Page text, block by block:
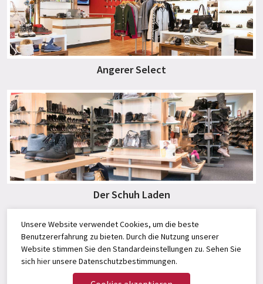
Angerer Select
Der Schuh Laden
Unsere Website verwendet Cookies, um die beste
Benutzererfahrung zu bieten. Durch die Nutzung unserer
Website stimmen Sie den Standardeinstellungen zu. Sehen Sie
sich hierunsere Datenschutzbestimmungen.